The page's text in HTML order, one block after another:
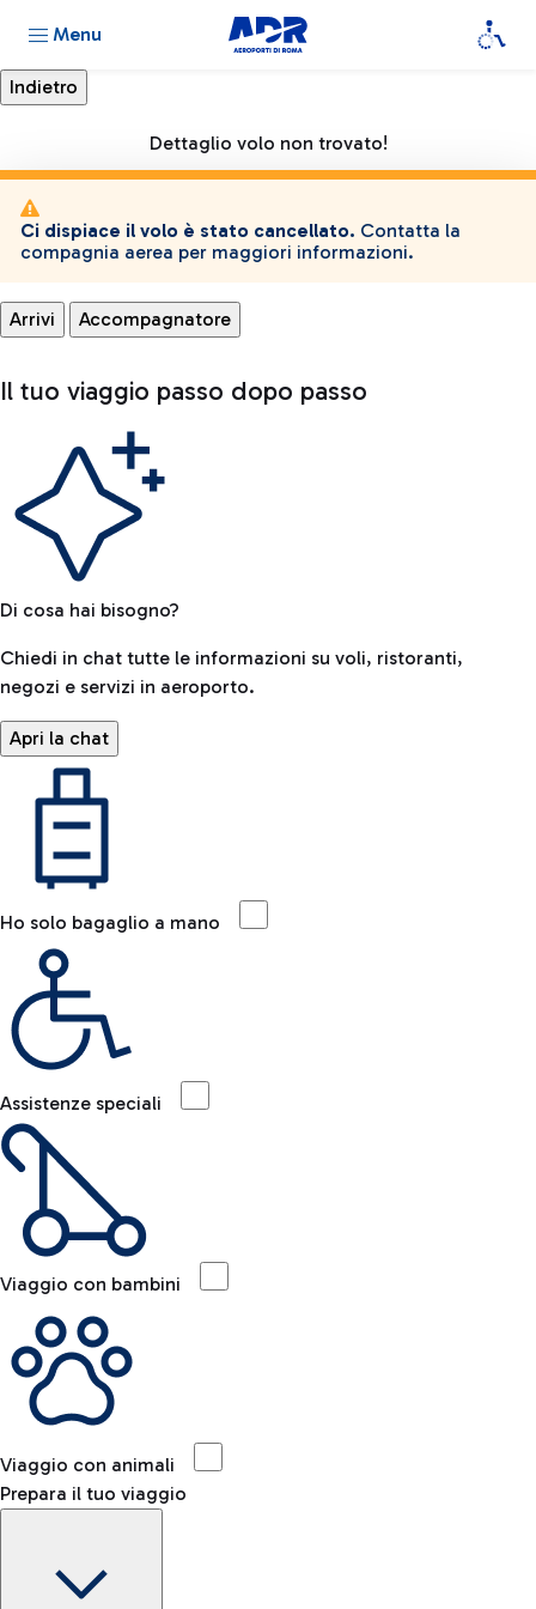
Menu
Dettaglio volo non trovato!
Ci dispiace il volo è stato cancellato. Contatta la
compagnia aerea per maggiori informazioni.
Arrivi Accompagnatore
Il tuo viaggio passo dopo passo
Di cosa hai bisogno?
Chiedi in chat tutte le informazioni su voli, ristoranti,
negozi e servizi in aeroporto.
Apri la chat
Ho solo bagaglio a mano
Assistenze speciali
Viaggio con bambini
Viaggio con animali
Prepara il tuo viaggio